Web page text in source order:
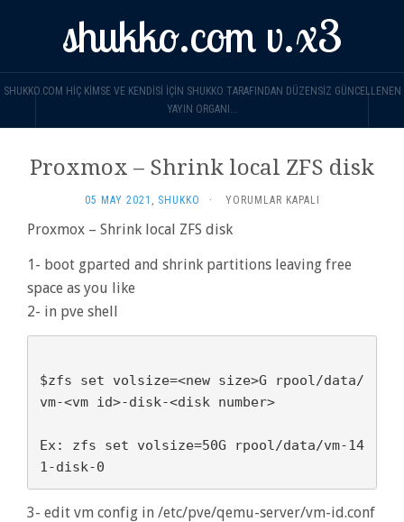
shukko.com v.x3
SHUKKO.COM HIÇ KIMSE VE KENDISI IÇIN SHUKKO TARAFINDAN DÜZENSIZ GÜNCELLENEN
YAYIN ORGANI...
Proxmox – Shrink local ZFS disk
05 MAY 2021 , SHUKKO ·
PROXMOX
SHRINK
ZFS
YORUMLAR KAPALI
Proxmox – Shrink local ZFS disk
1- boot gparted and shrink partitions leaving free
space as you like
2- in pve shell
$zfs set volsize=<new size>G rpool/data/
vm-<vm id>-disk-<disk number>
Ex: zfs set volsize=50G rpool/data/vm-14
1-disk-0
3- edit vm config in /etc/pve/qemu-server/vm-id.conf